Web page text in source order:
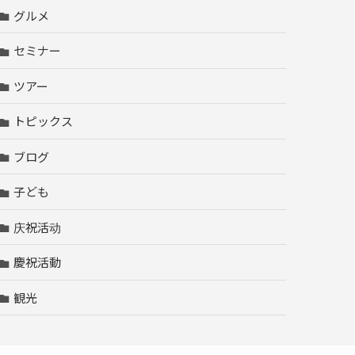
グルメ
セミナー
ツアー
トピックス
ブログ
子ども
庆祝活动
慶祝活動
観光